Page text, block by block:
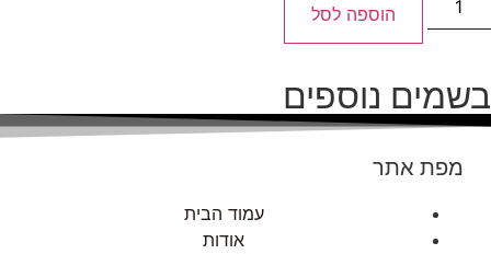
הוספה לסל
בשמים נוספים
מפת אתר
עמוד הבית
אודות